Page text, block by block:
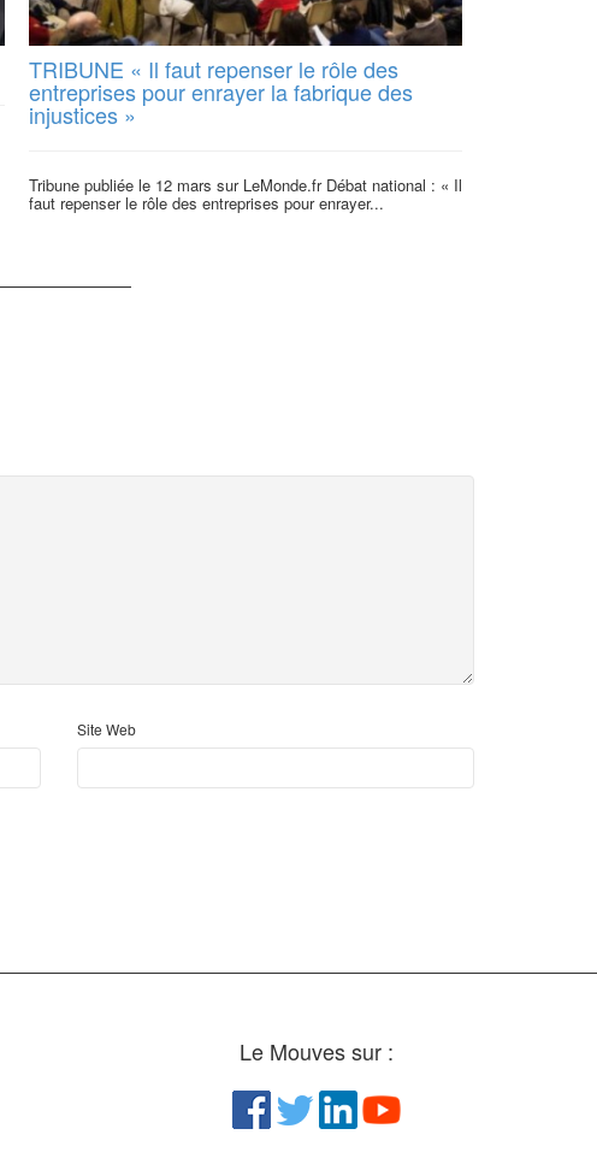
TRIBUNE « Il faut repenser le rôle des
entreprises pour enrayer la fabrique des
injustices »
Tribune publiée le 12 mars sur LeMonde.fr Débat national : « Il
faut repenser le rôle des entreprises pour enrayer...
Site Web
Le Mouves sur :